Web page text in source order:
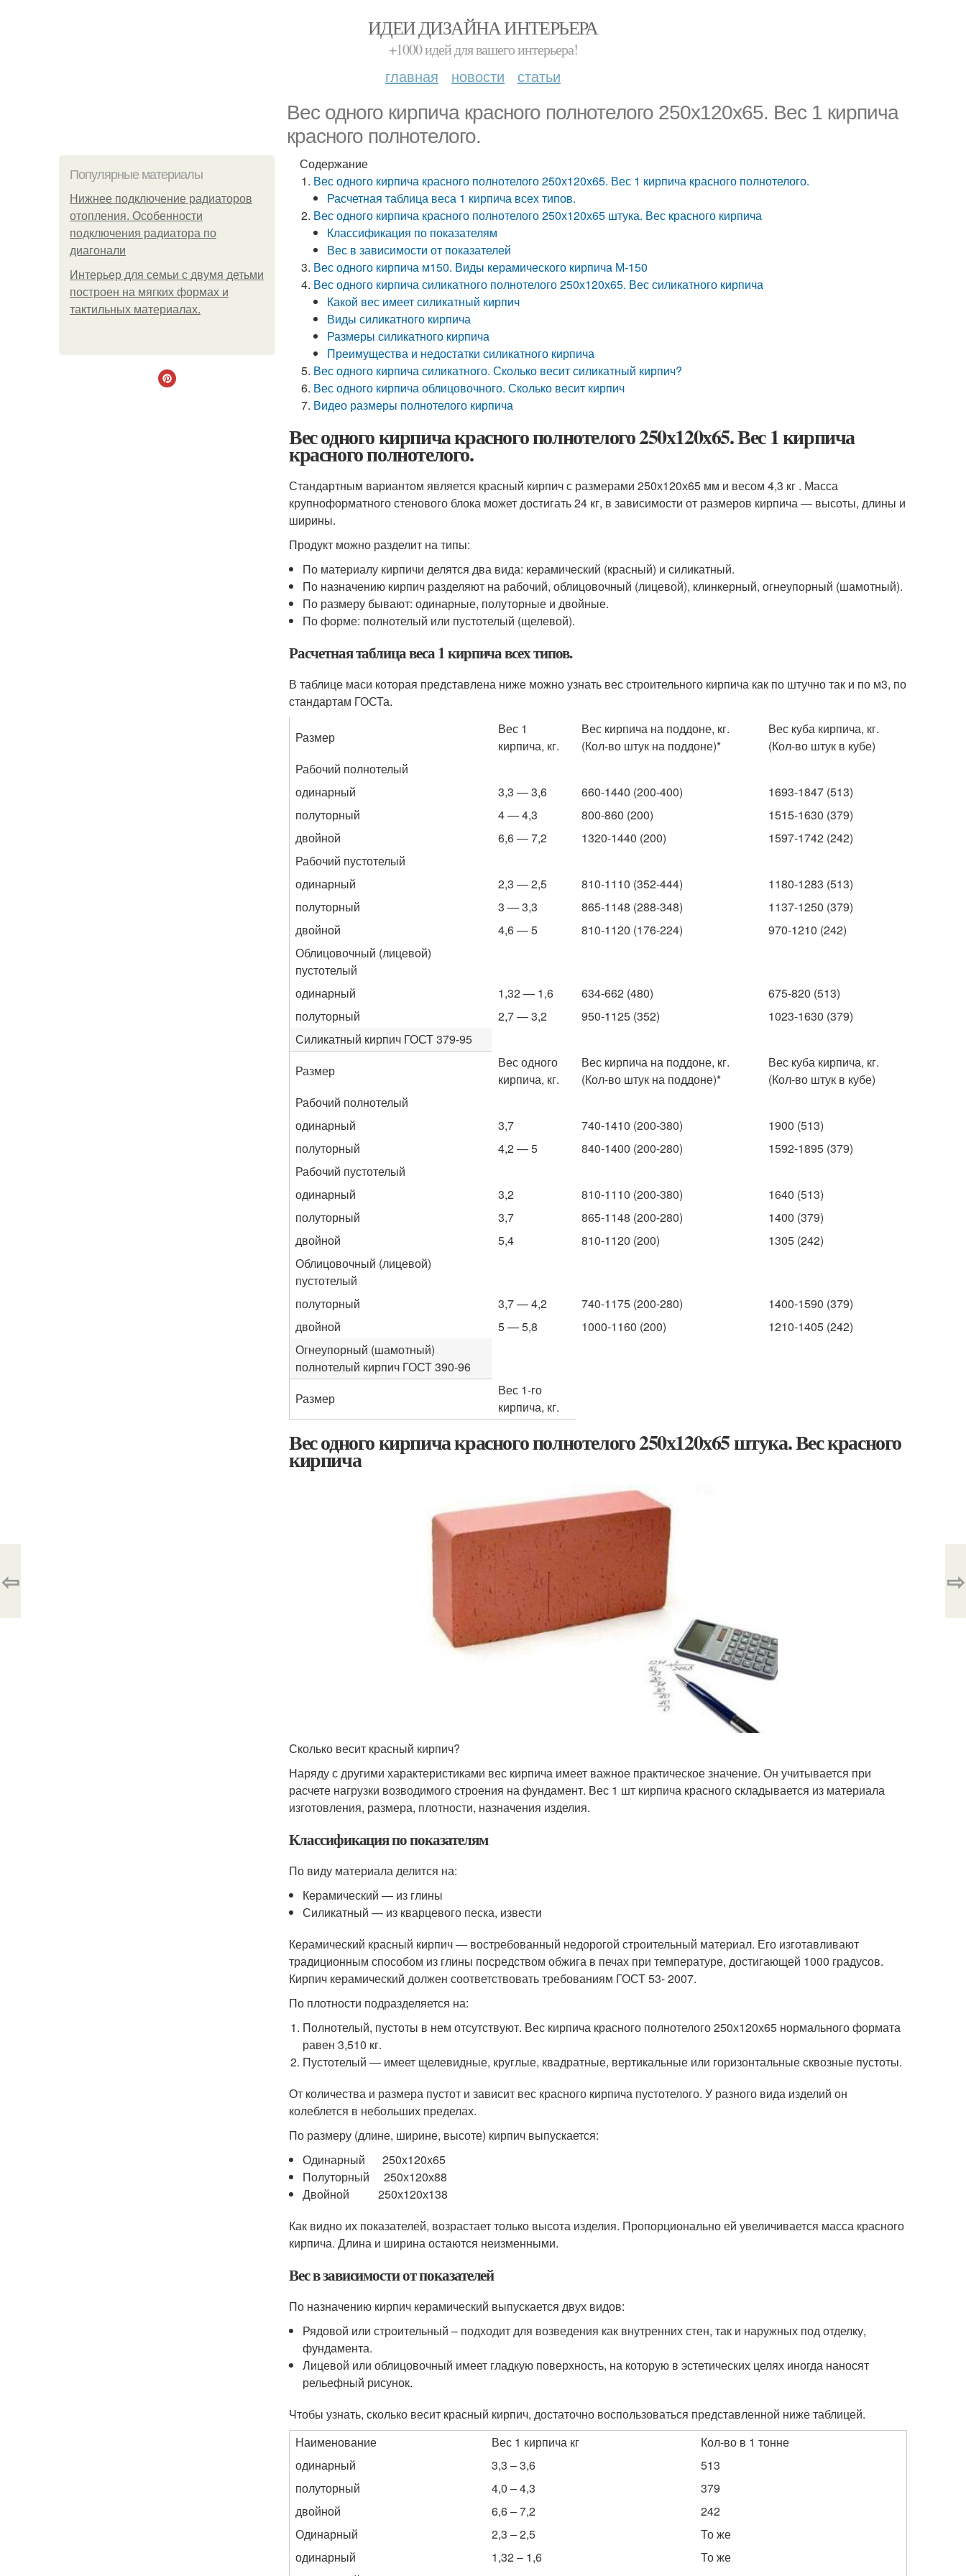
ИДЕИ ДИЗАЙНА ИНТЕРЬЕРА
+1000 идей для вашего интерьера!
главная новости статьи
Вес одного кирпича красного полнотелого 250х120х65. Вес 1 кирпича
красного полнотелого.
Популярные материалы
Нижнее подключение радиаторов
отопления. Особенности
подключения радиатора по
диагонали
Интерьер для семьи с двумя детьми
построен на мягких формах и
тактильных материалах.
Содержание
Вес одного кирпича красного полнотелого 250х120х65. Вес 1 кирпича красного полнотелого.
Расчетная таблица веса 1 кирпича всех типов.
Вес одного кирпича красного полнотелого 250х120х65 штука. Вес красного кирпича
Классификация по показателям
Вес в зависимости от показателей
Вес одного кирпича м150. Виды керамического кирпича М-150
Вес одного кирпича силикатного полнотелого 250х120х65. Вес силикатного кирпича
Какой вес имеет силикатный кирпич
Виды силикатного кирпича
Размеры силикатного кирпича
Преимущества и недостатки силикатного кирпича
Вес одного кирпича силикатного. Сколько весит силикатный кирпич?
Вес одного кирпича облицовочного. Сколько весит кирпич
Видео размеры полнотелого кирпича
Вес одного кирпича красного полнотелого 250х120х65. Вес 1 кирпича
красного полнотелого.
Стандартным вариантом является красный кирпич с размерами 250х120х65 мм и весом 4,3 кг . Масса
крупноформатного стенового блока может достигать 24 кг, в зависимости от размеров кирпича — высоты, длины и
ширины.
Продукт можно разделит на типы:
По материалу кирпичи делятся два вида: керамический (красный) и силикатный.
По назначению кирпич разделяют на рабочий, облицовочный (лицевой), клинкерный, огнеупорный (шамотный).
По размеру бывают: одинарные, полуторные и двойные.
По форме: полнотелый или пустотелый (щелевой).
Расчетная таблица веса 1 кирпича всех типов.
В таблице маси которая представлена ниже можно узнать вес строительного кирпича как по штучно так и по м3, по
стандартам ГОСТа.
Размер
Вес 1
кирпича, кг.
Вес кирпича на поддоне, кг.
(Кол-во штук на поддоне)*
Вес куба кирпича, кг.
(Кол-во штук в кубе)
Рабочий полнотелый
одинарный
3,3 — 3,6 660-1440 (200-400)
1693-1847 (513)
полуторный
4 — 4,3 800-860 (200)
1515-1630 (379)
двойной
6,6 — 7,2 1320-1440 (200)
1597-1742 (242)
Рабочий пустотелый
одинарный
2,3 — 2,5 810-1110 (352-444)
1180-1283 (513)
полуторный
3 — 3,3 865-1148 (288-348)
1137-1250 (379)
двойной
4,6 — 5 810-1120 (176-224)
970-1210 (242)
Облицовочный (лицевой)
пустотелый
одинарный
1,32 — 1,6 634-662 (480)
675-820 (513)
полуторный
2,7 — 3,2 950-1125 (352)
1023-1630 (379)
Силикатный кирпич ГОСТ 379-95
Размер
Вес одного
кирпича, кг.
Вес кирпича на поддоне, кг.
(Кол-во штук на поддоне)*
Вес куба кирпича, кг.
(Кол-во штук в кубе)
Рабочий полнотелый
одинарный
3,7 740-1410 (200-380)
1900 (513)
полуторный
4,2 — 5 840-1400 (200-280)
1592-1895 (379)
Рабочий пустотелый
одинарный
3,2 810-1110 (200-380)
1640 (513)
полуторный
3,7 865-1148 (200-280)
1400 (379)
двойной
5,4 810-1120 (200)
1305 (242)
Облицовочный (лицевой)
пустотелый
полуторный
3,7 — 4,2 740-1175 (200-280)
1400-1590 (379)
двойной
5 — 5,8 1000-1160 (200)
1210-1405 (242)
Огнеупорный (шамотный)
полнотелый кирпич ГОСТ 390-96
Размер
Вес 1-го
кирпича, кг.
Вес одного кирпича красного полнотелого 250х120х65 штука. Вес красного
кирпича
Сколько весит красный кирпич?
Наряду с другими характеристиками вес кирпича имеет важное практическое значение. Он учитывается при
расчете нагрузки возводимого строения на фундамент. Вес 1 шт кирпича красного складывается из материала
изготовления, размера, плотности, назначения изделия.
Классификация по показателям
По виду материала делится на:
Керамический — из глины
Силикатный — из кварцевого песка, извести
Керамический красный кирпич — востребованный недорогой строительный материал. Его изготавливают
традиционным способом из глины посредством обжига в печах при температуре, достигающей 1000 градусов.
Кирпич керамический должен соответствовать требованиям ГОСТ 53- 2007.
По плотности подразделяется на:
Полнотелый, пустоты в нем отсутствуют. Вес кирпича красного полнотелого 250х120х65 нормального формата
равен 3,510 кг.
Пустотелый — имеет щелевидные, круглые, квадратные, вертикальные или горизонтальные сквозные пустоты.
От количества и размера пустот и зависит вес красного кирпича пустотелого. У разного вида изделий он
колеблется в небольших пределах.
По размеру (длине, ширине, высоте) кирпич выпускается:
Одинарный 250х120х65
Полуторный 250х120х88
Двойной 250х120х138
Как видно их показателей, возрастает только высота изделия. Пропорционально ей увеличивается масса красного
кирпича. Длина и ширина остаются неизменными.
Вес в зависимости от показателей
По назначению кирпич керамический выпускается двух видов:
Рядовой или строительный – подходит для возведения как внутренних стен, так и наружных под отделку,
фундамента.
Лицевой или облицовочный имеет гладкую поверхность, на которую в эстетических целях иногда наносят
рельефный рисунок.
Чтобы узнать, сколько весит красный кирпич, достаточно воспользоваться представленной ниже таблицей.
Наименование
Вес 1 кирпича кг
Кол-во в 1 тонне
одинарный
3,3 – 3,6
513
полуторный
4,0 – 4,3
379
двойной
6,6 – 7,2
242
Одинарный
2,3 – 2,5
То же
одинарный
1,32 – 1,6
То же
⇦ ⇨